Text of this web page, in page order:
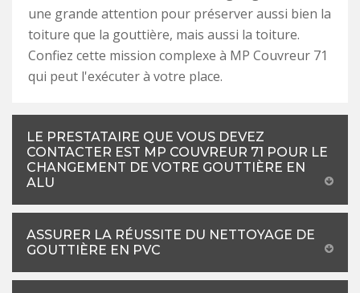
une grande attention pour préserver aussi bien la
toiture que la gouttière, mais aussi la toiture.
Confiez cette mission complexe à MP Couvreur 71
qui peut l'exécuter à votre place.
LE PRESTATAIRE QUE VOUS DEVEZ
CONTACTER EST MP COUVREUR 71 POUR LE
CHANGEMENT DE VOTRE GOUTTIÈRE EN
ALU
ASSURER LA RÉUSSITE DU NETTOYAGE DE
GOUTTIÈRE EN PVC